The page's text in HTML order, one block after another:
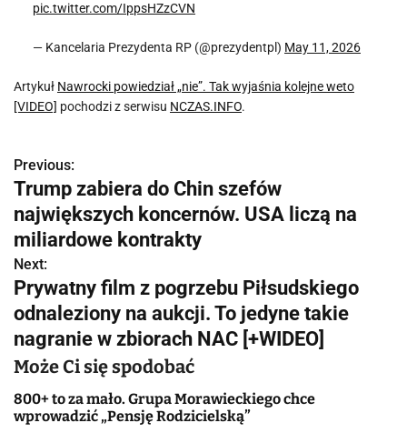
pic.twitter.com/IppsHZzCVN
— Kancelaria Prezydenta RP (@prezydentpl) May 11, 2026
Artykuł Nawrocki powiedział „nie”. Tak wyjaśnia kolejne weto
[VIDEO] pochodzi z serwisu NCZAS.INFO.
N
a
w
i
g
a
c
j
Previous:
Trump zabiera do Chin szefów
największych koncernów. USA liczą na
miliardowe kontrakty
Next:
Prywatny film z pogrzebu Piłsudskiego
odnaleziony na aukcji. To jedyne takie
nagranie w zbiorach NAC [+WIDEO]
Może Ci się spodobać
800+ to za mało. Grupa Morawieckiego chce
wprowadzić „Pensję Rodzicielską”